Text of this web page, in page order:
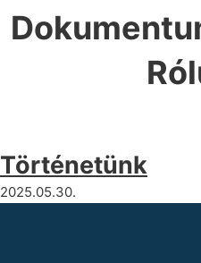
Történetünk
2025.05.30.